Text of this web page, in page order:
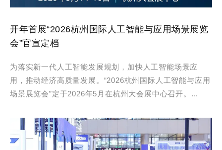
开年首展“2026杭州国际人工智能与应用场景展览
会”官宣定档
为落实新一代人工智能发展规划，加快人工智能场景应
用，推动经济高质量发展。“2026杭州国际人工智能与应用
场景展览会”定于2026年5月在杭州大会展中心召开。...